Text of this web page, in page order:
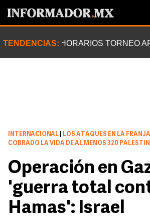
TENDENCIAS: HORARIOS TORNEO
INTERNACIONAL
LOS ATAQUES EN LA
COBRADO LA VIDA DE AL MENOS 320
Operación en
'guerra total
Hamas': Israel